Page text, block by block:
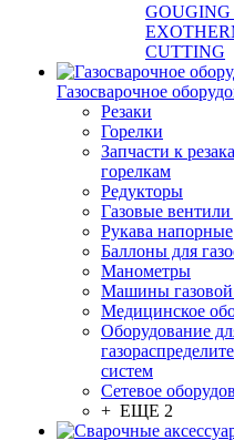
CUTTING
Газосварочное
Резаки
Горелки
Запчасти к
горелкам
Редукторы
Газовые вентили
Рукава напорные
Баллоны для
Манометры
Машины газовой
Медицинское
Оборудование
систем
Сетевое
+ ЕЩЕ 2